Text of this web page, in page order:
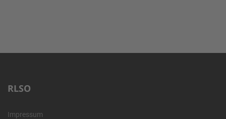
RLSO
Impressum